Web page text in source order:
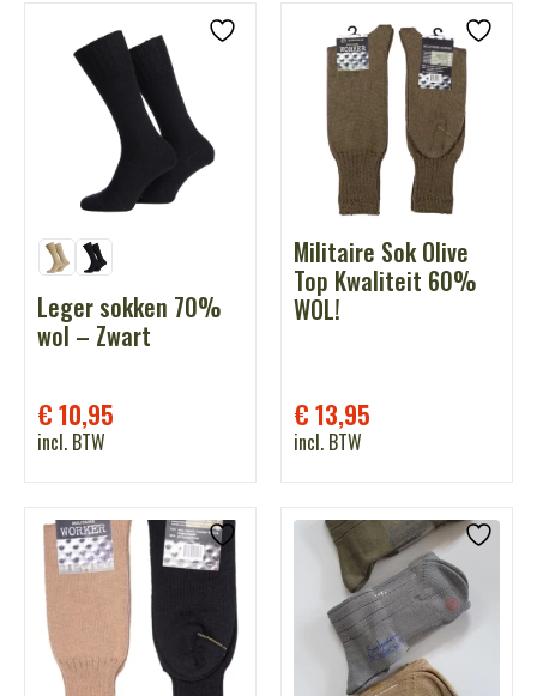
Leger sokken 70%
wol – Zwart
€10,95
incl. BTW
Militaire Sok Olive
Top Kwaliteit 60%
WOL!
€13,95
incl. BTW